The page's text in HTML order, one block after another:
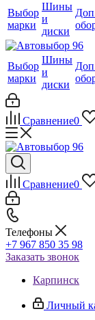
Выбор
марки
Шины
и
диски
Выбор
марки
Шины
и
диски
Сравнение0
Сравнение0
Телефоны
+7 967 850 35 98
Заказать звонок
Карпинск
Личный